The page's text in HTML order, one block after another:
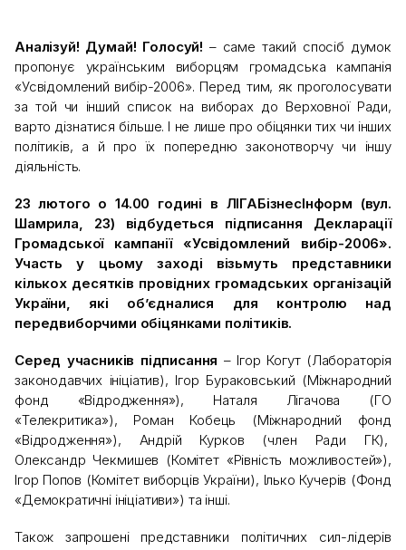
Аналізуй! Думай! Голосуй! – саме такий спосіб думок
пропонує українським виборцям громадська кампанія
«Усвідомлений вибір-2006». Перед тим, як проголосувати
за той чи інший список на виборах до Верховної Ради,
варто дізнатися більше. І не лише про обіцянки тих чи інших
політиків, а й про їх попередню законотворчу чи іншу
діяльність.
23 лютого о 14.00 годині в ЛІГАБізнесІнформ (вул.
Шамрила, 23) відбудеться підписання Декларації
Громадської кампанії «Усвідомлений вибір-2006».
Участь у цьому заході візьмуть представники
кількох десятків провідних громадських організацій
України, які об’єдналися для контролю над
передвиборчими обіцянками політиків.
Серед учасників підписання – Ігор Когут (Лабораторія
законодавчих ініціатив), Ігор Бураковський (Міжнародний
фонд «Відродження»), Наталя Лігачова (ГО
«Телекритика»), Роман Кобець (Міжнародний фонд
«Відродження»), Андрій Курков (член Ради ГК),
Олександр Чекмишев (Комітет «Рівність можливостей»),
Ігор Попов (Комітет виборців України), Ілько Кучерів (Фонд
«Демократичні ініціативи») та інші.
Також запрошені представники політичних сил-лідерів